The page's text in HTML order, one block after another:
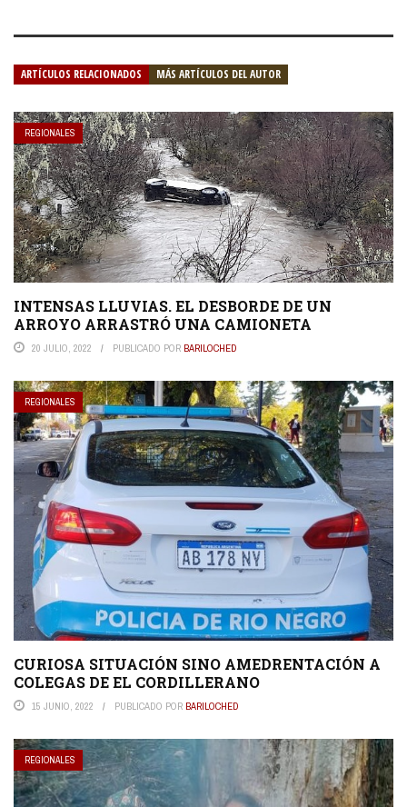
ARTÍCULOS RELACIONADOS MÁS ARTÍCULOS DEL AUTOR
REGIONALES
INTENSAS LLUVIAS. EL DESBORDE DE UN
ARROYO ARRASTRÓ UNA CAMIONETA
20 JULIO, 2022 PUBLICADO POR BARILOCHED
REGIONALES
CURIOSA SITUACIÓN SINO AMEDRENTACIÓN A
COLEGAS DE EL CORDILLERANO
15 JUNIO, 2022 PUBLICADO POR BARILOCHED
REGIONALES